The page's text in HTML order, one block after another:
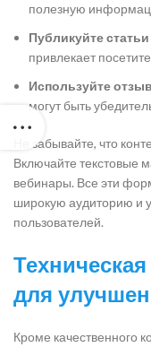
полезную
Публикуйте
привлекает
Используйте
могут быть
Не забывайте, что
Включайте текстовые
вебинары. Все эти
широкую аудиторию и
пользователей.
для
Кроме качественного